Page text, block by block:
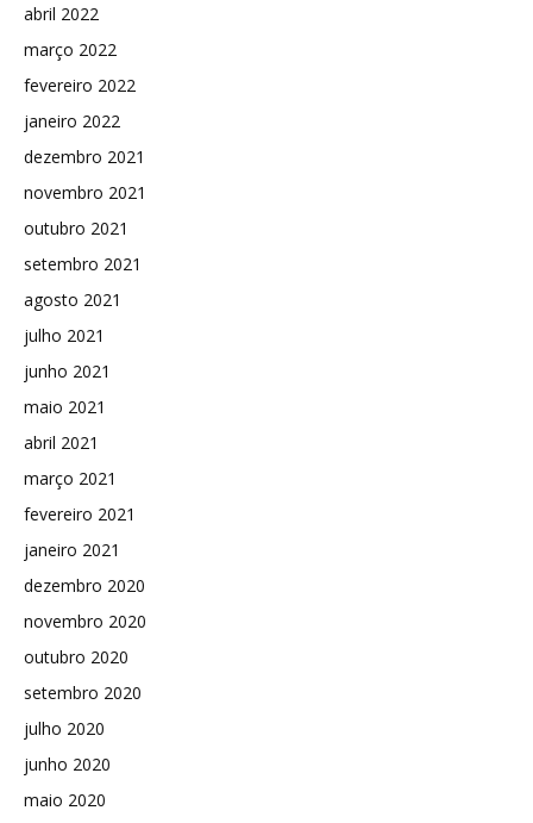
abril 2022
março 2022
fevereiro 2022
janeiro 2022
dezembro 2021
novembro 2021
outubro 2021
setembro 2021
agosto 2021
julho 2021
junho 2021
maio 2021
abril 2021
março 2021
fevereiro 2021
janeiro 2021
dezembro 2020
novembro 2020
outubro 2020
setembro 2020
julho 2020
junho 2020
maio 2020